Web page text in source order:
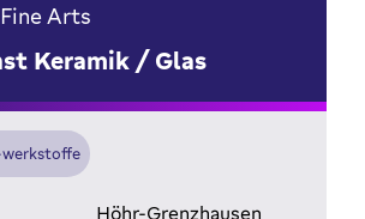
Arts
Keramik / Glas
Höhr-Grenzhausen